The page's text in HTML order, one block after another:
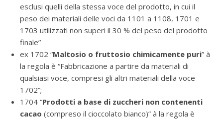
esclusi quelli della stessa voce del prodotto, in cui il
peso dei materiali delle voci da 1101 a 1108, 1701 e
1703 utilizzati non superi il 30 % del peso del prodotto
finale”
ex 1702 “Maltosio o fruttosio chimicamente puri” à
la regola è “Fabbricazione a partire da materiali di
qualsiasi voce, compresi gli altri materiali della voce
1702”;
1704 “Prodotti a base di zuccheri non contenenti
cacao (compreso il cioccolato bianco)” à la regola è